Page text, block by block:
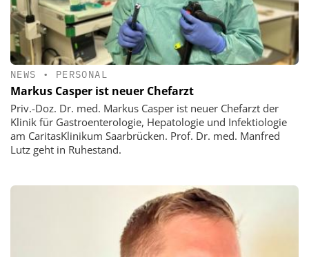
NEWS • PERSONAL
Markus Casper ist neuer Chefarzt
Priv.-Doz. Dr. med. Markus Casper ist neuer Chefarzt der
Klinik für Gastroenterologie, Hepatologie und Infektiologie
am CaritasKlinikum Saarbrücken. Prof. Dr. med. Manfred
Lutz geht in Ruhestand.